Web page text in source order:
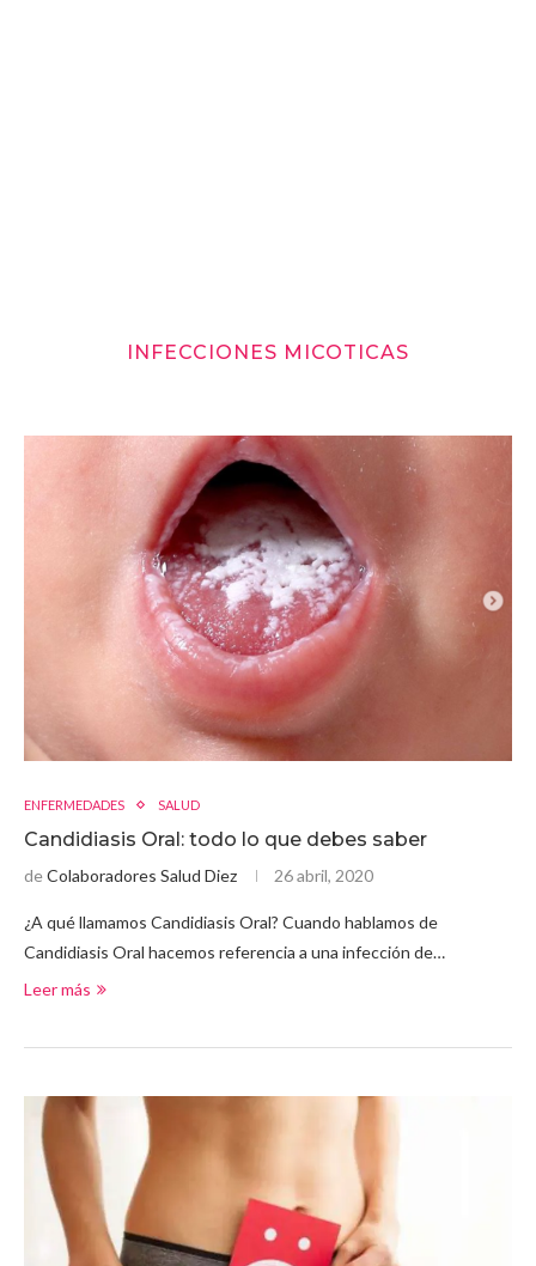
INFECCIONES MICOTICAS
ENFERMEDADES SALUD
Candidiasis Oral: todo lo que debes saber
deColaboradores Salud Diez 26 abril, 2020
¿A qué llamamos Candidiasis Oral? Cuando hablamos de
Candidiasis Oral hacemos referencia a una infección de…
Leer más